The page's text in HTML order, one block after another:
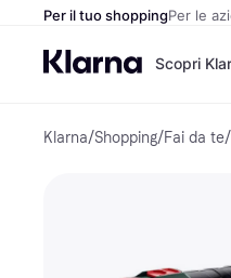
Per il tuo shoppingPer le
Scopri
Klarna/Shopping/Fai da te/